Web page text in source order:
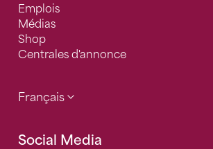
Emplois
Médias
Shop
Centrales d'annonce
Français
Social Media